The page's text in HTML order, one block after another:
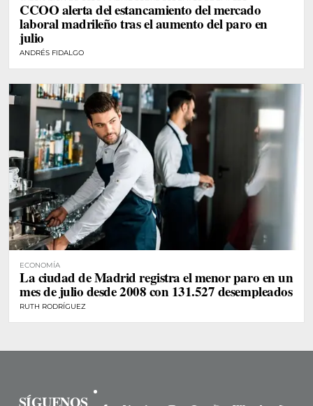
CCOO alerta del estancamiento del mercado
laboral madrileño tras el aumento del paro en
julio
ANDRÉS FIDALGO
ECONOMÍA
La ciudad de Madrid registra el menor paro en un
mes de julio desde 2008 con 131.527 desempleados
RUTH RODRÍGUEZ